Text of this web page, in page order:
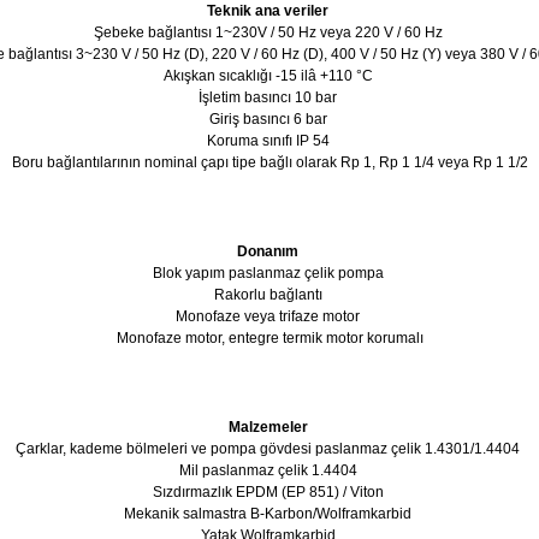
Teknik ana veriler
Şebeke bağlantısı 1~230V / 50 Hz veya 220 V / 60 Hz
bağlantısı 3~230 V / 50 Hz (D), 220 V / 60 Hz (D), 400 V / 50 Hz (Y) veya 380 V /
Akışkan sıcaklığı -15 ilâ +110 °C
İşletim basıncı 10 bar
Giriş basıncı 6 bar
Koruma sınıfı IP 54
Boru bağlantılarının nominal çapı tipe bağlı olarak Rp 1, Rp 1 1/4 veya Rp 1 1/2
Donanım
Blok yapım paslanmaz çelik pompa
Rakorlu bağlantı
Monofaze veya trifaze motor
Monofaze motor, entegre termik motor korumalı
Malzemeler
Çarklar, kademe bölmeleri ve pompa gövdesi paslanmaz çelik 1.4301/1.4404
Mil paslanmaz çelik 1.4404
Sızdırmazlık EPDM (EP 851) / Viton
Mekanik salmastra B-Karbon/Wolframkarbid
Yatak Wolframkarbid